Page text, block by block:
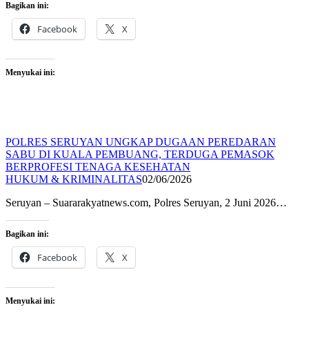
Bagikan ini:
Facebook X
Menyukai ini:
POLRES SERUYAN UNGKAP DUGAAN PEREDARAN
SABU DI KUALA PEMBUANG, TERDUGA PEMASOK
BERPROFESI TENAGA KESEHATAN
HUKUM & KRIMINALITAS02/06/2026
Seruyan – Suararakyatnews.com, Polres Seruyan, 2 Juni 2026…
Bagikan ini:
Facebook X
Menyukai ini: